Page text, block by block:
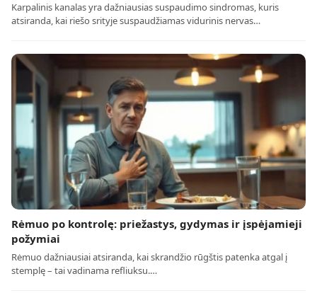
Karpalinis kanalas yra dažniausias suspaudimo sindromas, kuris
atsiranda, kai riešo srityje suspaudžiamas vidurinis nervas…
Rėmuo po kontrolę: priežastys, gydymas ir įspėjamieji
požymiai
Rėmuo dažniausiai atsiranda, kai skrandžio rūgštis patenka atgal į
stemplę – tai vadinama refliuksu.…